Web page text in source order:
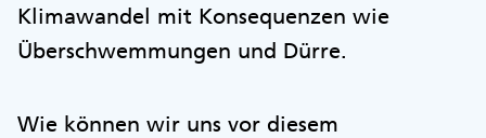
Klimawandel mit Konsequenzen wie
Überschwemmungen und Dürre.
Wie können wir uns vor diesem